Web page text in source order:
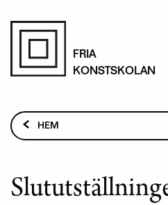
Hoppa
FRIA
KONSTSKOLAN
Länkstig
HEM
APRIL – VÄLKOMMEN!